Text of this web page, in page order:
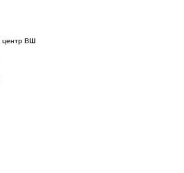
центр ВШ